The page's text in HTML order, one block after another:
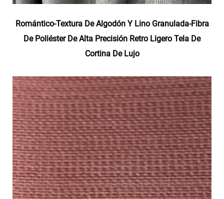
Romántico-Textura De Algodón Y Lino Granulada-Fibra
De Poliéster De Alta Precisión Retro Ligero Tela De
Cortina De Lujo